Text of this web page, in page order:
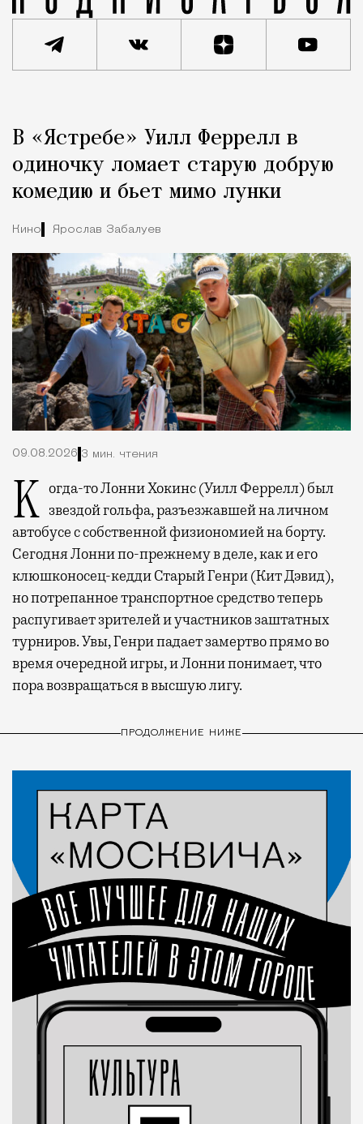
Город
В «Ястребе» Уилл Феррелл в
одиночку ломает старую добрую
комедию и бьет мимо лунки
Кино Ярослав Забалуев
09.08.2026 3 мин. чтения
Когда-то Лонни Хокинс (Уилл Феррелл) был звездой гольфа, разъезжавшей на личном
автобусе с собственной физиономией на борту.
Сегодня Лонни по-прежнему в деле, как и его
клюшконосец-кедди Старый Генри (Кит Дэвид),
но потрепанное транспортное средство теперь
распугивает зрителей и участников заштатных
турниров. Увы, Генри падает замертво прямо во
время очередной игры, и Лонни понимает, что
пора возвращаться в высшую лигу.
ПРОДОЛЖЕНИЕ НИЖЕ